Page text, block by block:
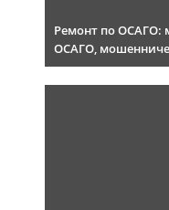
Ремонт по ОСАГО:
ОСАГО,